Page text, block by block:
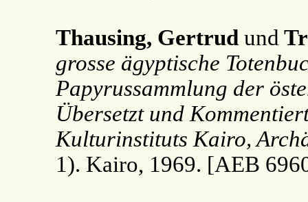
Thausing, Gertrud und
grosse ägyptische
Papyrussammlung der
Übersetzt und
Kulturinstituts Kairo,
1). Kairo, 1969. [AEB